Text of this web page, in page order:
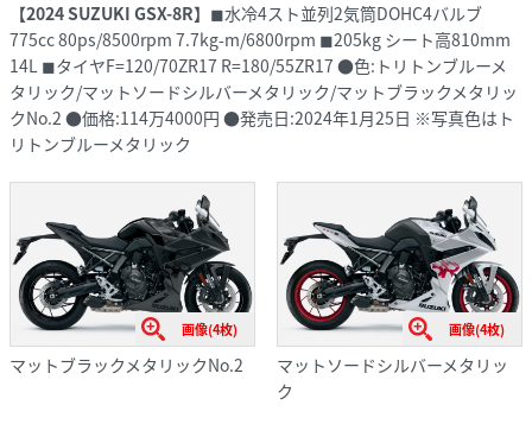
【2024 SUZUKI GSX-8R】 ◼︎水冷4スト並列2気筒DOHC4バルブ
775cc 80ps/8500rpm 7.7kg-m/6800rpm ◼︎205kg シート高810mm
14L ◼︎タイヤF=120/70ZR17 R=180/55ZR17 ●色:トリトンブルーメ
タリック/マットソードシルバーメタリック/マットブラックメタリッ
クNo.2 ●価格:114万4000円 ●発売日:2024年1月25日 ※写真色はト
リトンブルーメタリック
画像(4枚)
マットブラックメタリックNo.2
画像(4枚)
マットソードシルバーメタリッ
ク